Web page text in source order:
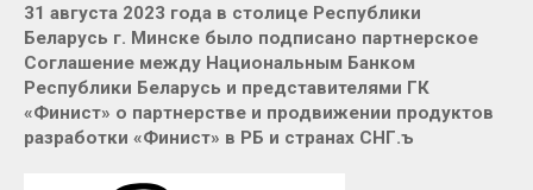
31 августа 2023 года в столице Республики
Беларусь г. Минске было подписано партнерское
Соглашение между Национальным Банком
Республики Беларусь и представителями ГК
«Финист» о партнерстве и продвижении продуктов
разработки «Финист» в РБ и странах СНГ.ъ